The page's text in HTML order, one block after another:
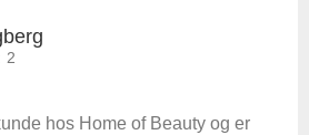
2
hos Home of Beauty og er